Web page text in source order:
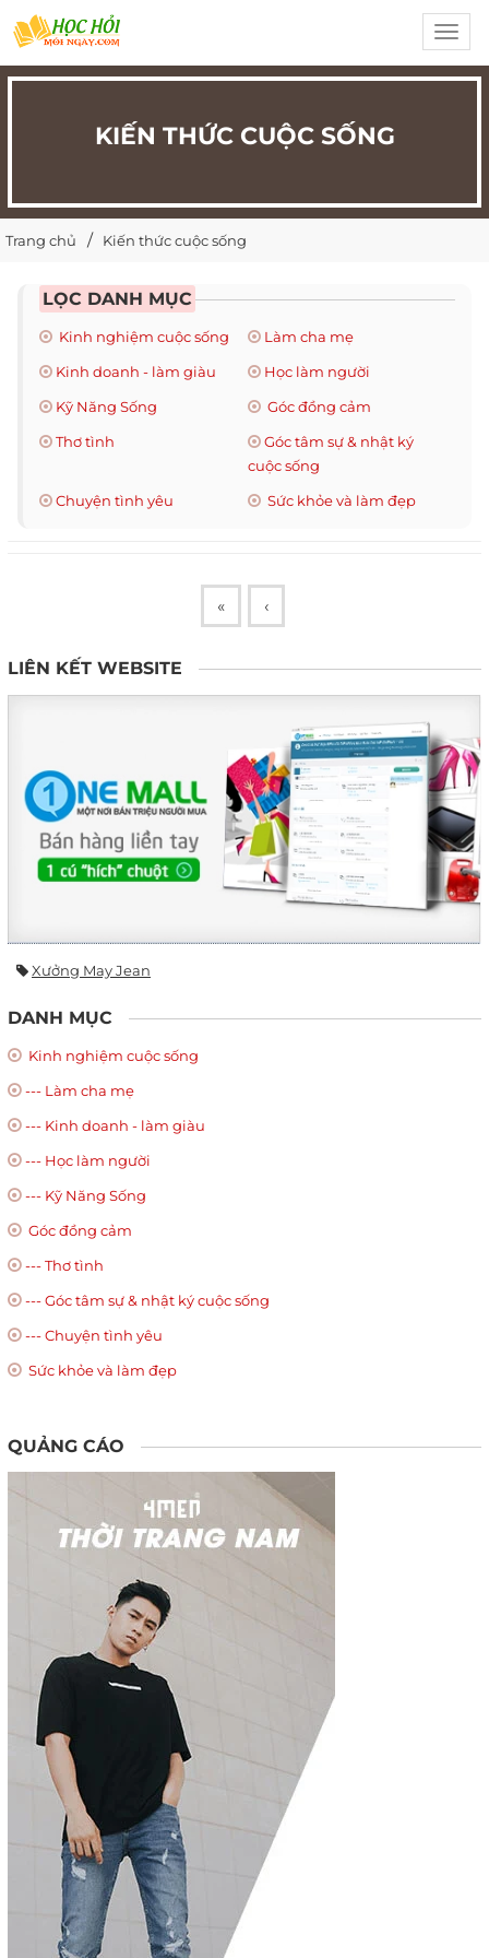
KIẾN THỨC CUỘC SỐNG
Trang chủ Kiến thức cuộc sống
LỌC DANH MỤC
Kinh nghiệm cuộc sống
Làm cha mẹ
Kinh doanh - làm giàu
Học làm người
Kỹ Năng Sống
Góc đồng cảm
Thơ tình
Góc tâm sự & nhật ký
cuộc sống
Chuyện tình yêu
Sức khỏe và làm đẹp
« ‹
LIÊN KẾT WEBSITE
Xưởng May Jean
DANH MỤC
Kinh nghiệm cuộc sống
--- Làm cha mẹ
--- Kinh doanh - làm giàu
--- Học làm người
--- Kỹ Năng Sống
Góc đồng cảm
--- Thơ tình
--- Góc tâm sự & nhật ký cuộc sống
--- Chuyện tình yêu
Sức khỏe và làm đẹp
QUẢNG CÁO